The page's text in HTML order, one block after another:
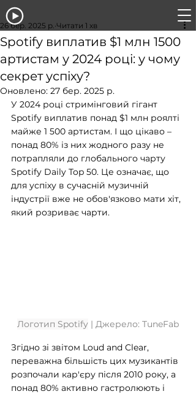
Spotify виплатив $1 млн 1500
артистам у 2024 році: у чому
секрет успіху?
26 бер. 2025 р. Читати 1 хв
Оновлено: 27 бер. 2025 р.
У 2024 році стримінговий гігант
Spotify виплатив понад $1 млн роялті
майже 1 500 артистам. І що цікаво –
понад 80% із них жодного разу не
потрапляли до глобального чарту
Spotify Daily Top 50. Це означає, що
для успіху в сучасній музичній
індустрії вже не обов'язково мати хіт,
який розриває чарти.
Логотип Spotify | Джерело: TuneFab
Згідно зі звітом Loud and Clear,
переважна більшість цих музикантів
розпочали кар'єру після 2010 року, а
понад 80% активно гастролюють і